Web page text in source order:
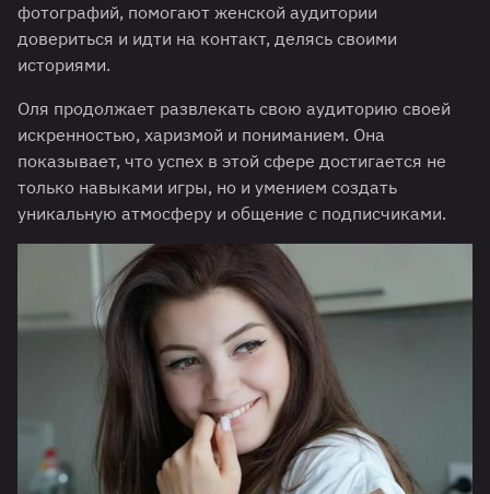
фотографий, помогают женской аудитории
довериться и идти на контакт, делясь своими
историями.
Оля продолжает развлекать свою аудиторию своей
искренностью, харизмой и пониманием. Она
показывает, что успех в этой сфере достигается не
только навыками игры, но и умением создать
уникальную атмосферу и общение с подписчиками.